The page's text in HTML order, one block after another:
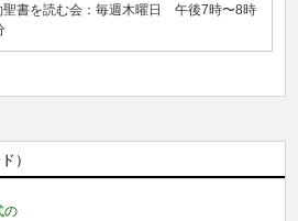
聖書を読む会：毎週木曜日 午後7時〜8時
）
の